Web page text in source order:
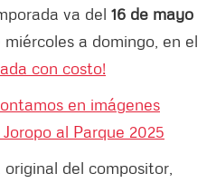
va del 16 de mayo
miércoles a domingo, en el
con costo!
en imágenes
al Parque 2025
del compositor,